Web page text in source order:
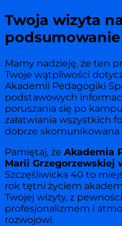
Twoja wizyta
podsumowanie
Mamy nadzieję, że ten
Twoje wątpliwości
Akademii Pedagogiki
podstawowych
poruszania się po
załatwiania wszystkich
dobrze skomunikowana
Pamiętaj, że Akademia
Marii Grzegorzewskiej
Szczęśliwicka 40 to
rok tętni życiem
Twojej wizyty, z
profesjonalizmem i
rozwojowi.